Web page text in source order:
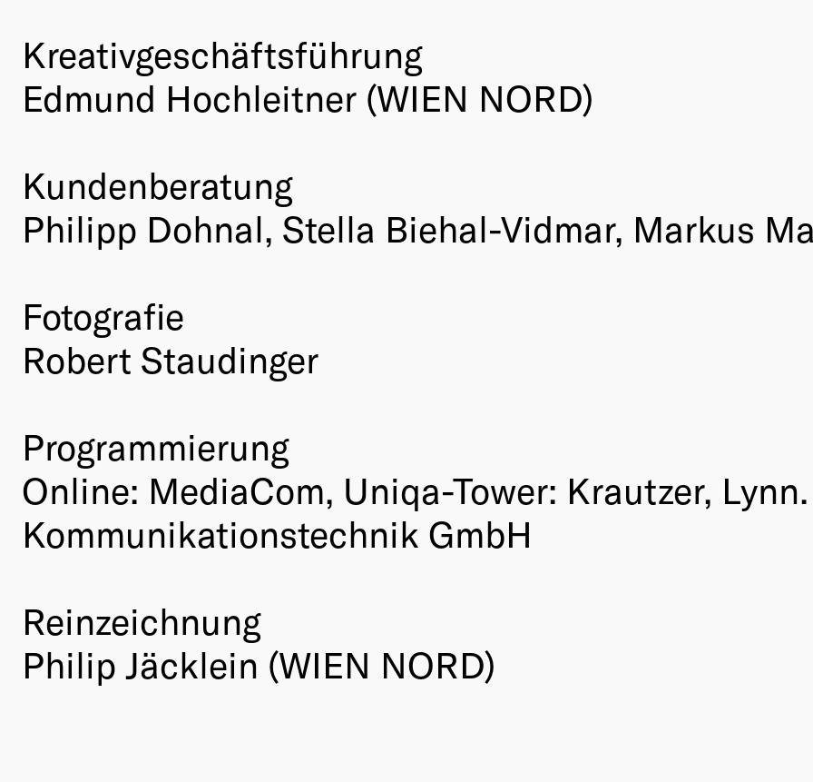
Kreativgeschäftsführung
Edmund Hochleitner (WIEN NORD)
Kundenberatung
Philipp Dohnal, Stella Biehal-Vidmar, Markus
Fotografie
Robert Staudinger
Programmierung
Online: MediaCom, Uniqa-Tower: Krautzer,
Kommunikationstechnik GmbH
Reinzeichnung
Philip Jäcklein (WIEN NORD)